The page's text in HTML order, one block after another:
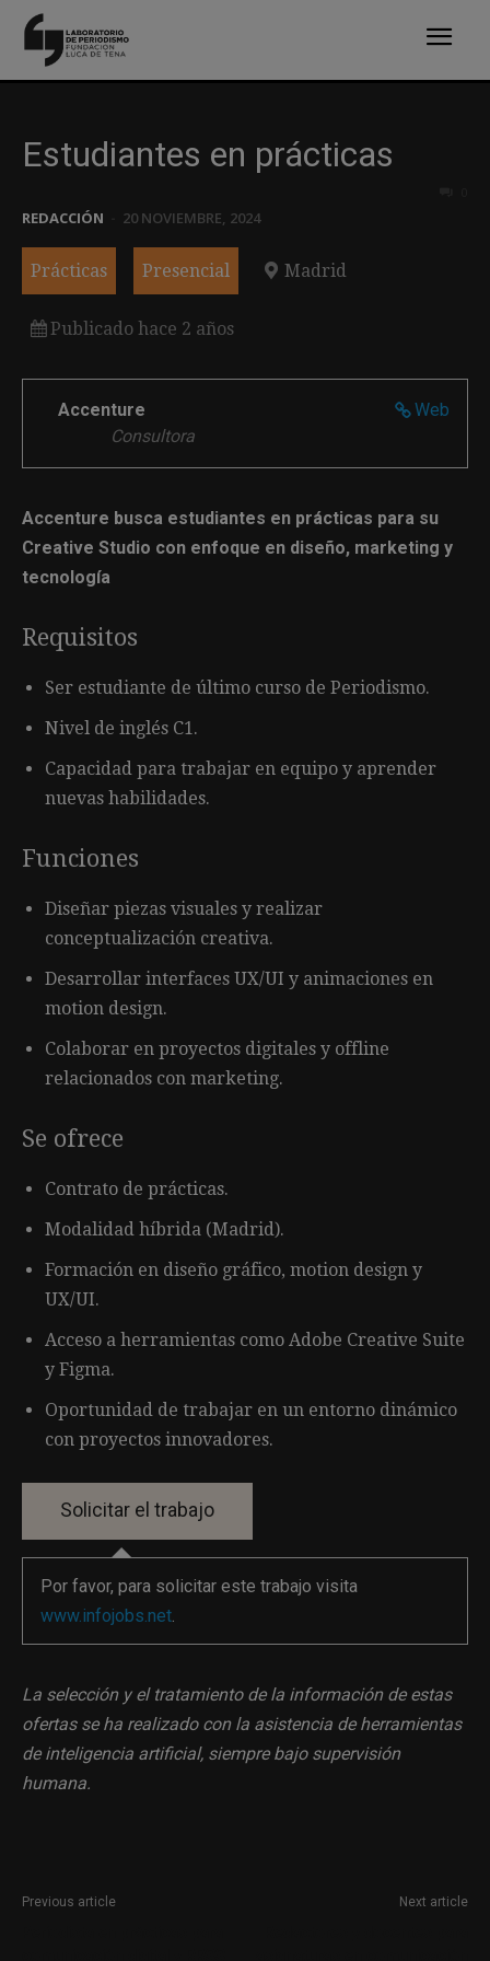
Estudiantes en prácticas
REDACCIÓN 20 NOVIEMBRE, 2024
Prácticas Presencial Madrid
Publicado hace 2 años
Web
Accenture
Consultora
Accenture busca estudiantes en prácticas para su
Creative Studio con enfoque en diseño, marketing y
tecnología
Requisitos
Ser estudiante de último curso de Periodismo.
Nivel de inglés C1.
Capacidad para trabajar en equipo y aprender
nuevas habilidades.
Funciones
Diseñar piezas visuales y realizar
conceptualización creativa.
Desarrollar interfaces UX/UI y animaciones en
motion design.
Colaborar en proyectos digitales y offline
relacionados con marketing.
Se ofrece
Contrato de prácticas.
Modalidad híbrida (Madrid).
Formación en diseño gráfico, motion design y
UX/UI.
Acceso a herramientas como Adobe Creative Suite
y Figma.
Oportunidad de trabajar en un entorno dinámico
con proyectos innovadores.
Por favor, para solicitar este trabajo visita
www.infojobs.net.
La selección y el tratamiento de la información de estas
ofertas se ha realizado con la asistencia de herramientas
de inteligencia artificial, siempre bajo supervisión
humana.
Previous article Next article